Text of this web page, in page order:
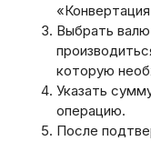
Выбрать
которую
Указать
операцию.
После